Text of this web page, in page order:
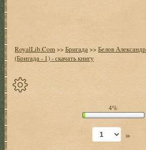
RoyalLib.Com>>Бригада>>Белов Александр
(Бригада - 1) - скачать книгу
4%
»